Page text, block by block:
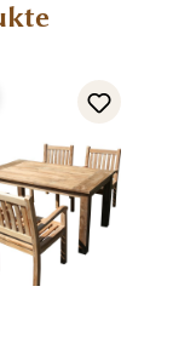
Nostalgie mit
Inspiriert vom
Jahrzehnte, bringt
Vintage-Charme
Anthrazit